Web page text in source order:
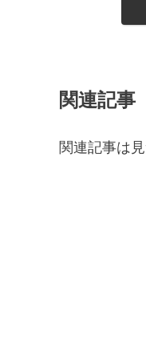
関連記事
関連記事は